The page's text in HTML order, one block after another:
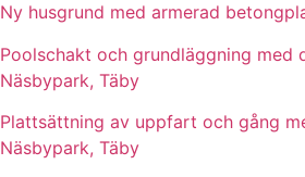
Ny husgrund med armerad
Poolschakt och grundläggning med
Näsbypark, Täby
Plattsättning av uppfart och gång
Näsbypark, Täby